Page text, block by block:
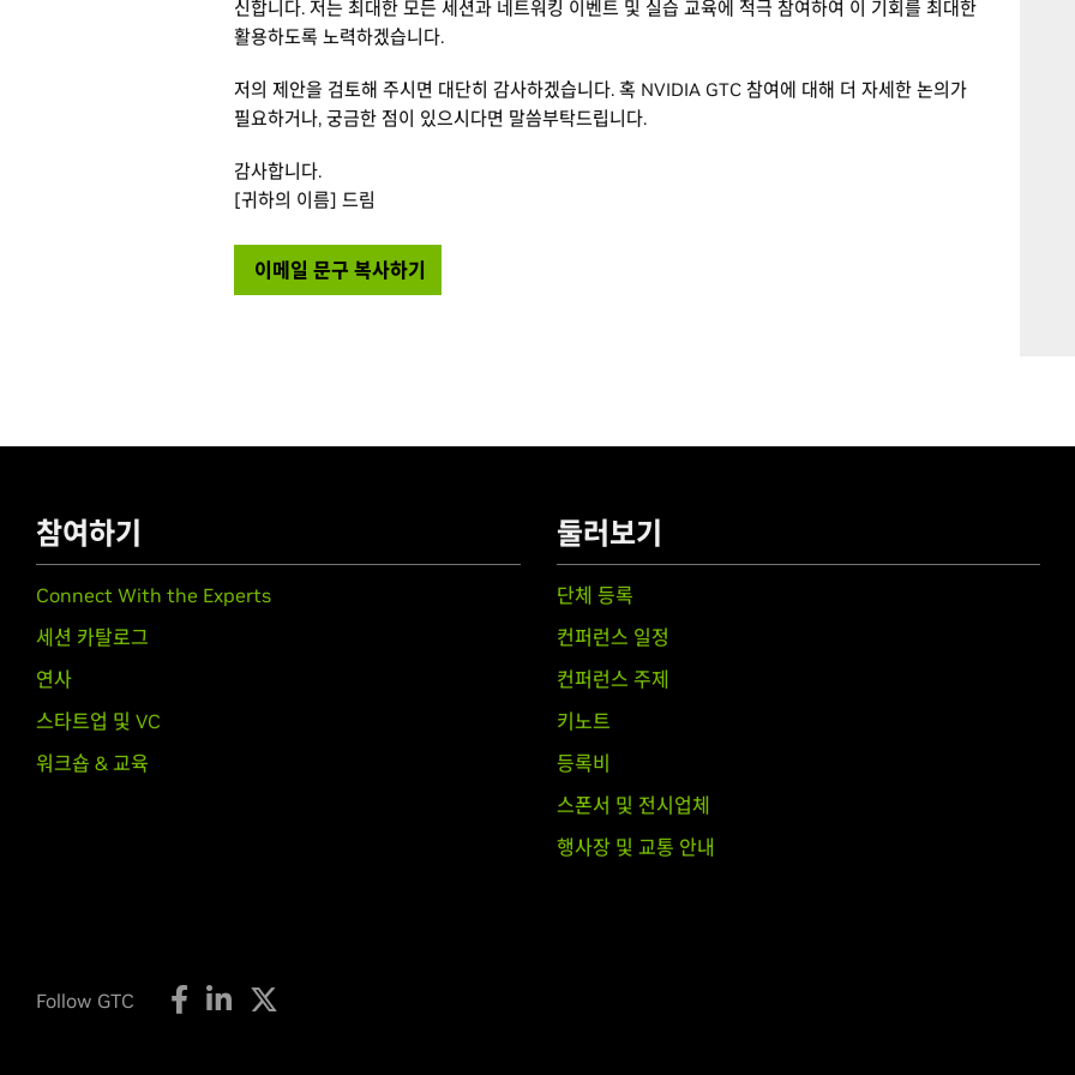
신합니다. 저는 최대한 모든 세션과 네트워킹 이벤트 및 실습 교육에 적극 참여하여 이 기회를 최대한
활용하도록 노력하겠습니다.
저의 제안을 검토해 주시면 대단히 감사하겠습니다. 혹 NVIDIA GTC 참여에 대해 더 자세한 논의가
필요하거나, 궁금한 점이 있으시다면 말씀부탁드립니다.
감사합니다.
[귀하의 이름] 드림
이메일 문구 복사하기
참여하기
Connect With the Experts
세션 카탈로그
연사
스타트업 및 VC
워크숍 & 교육
둘러보기
단체 등록
컨퍼런스 일정
컨퍼런스 주제
키노트
등록비
스폰서 및 전시업체
행사장 및 교통 안내
Follow GTC